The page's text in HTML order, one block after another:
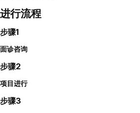
进行流程
步骤1
面诊咨询
步骤2
项目进行
步骤3